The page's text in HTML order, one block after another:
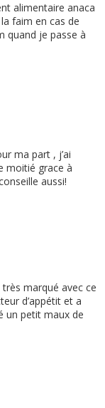
alimentaire anaca
faim en cas de
quand je passe à
ma part , j’ai
moitié grace à
aussi!
très marqué avec ce
d’appétit et a
un petit maux de